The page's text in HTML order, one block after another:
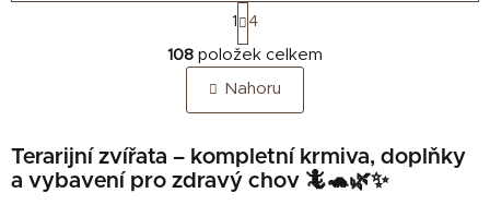
O
v
l
á
d
a
c
S
t
r
á
n
k
v
á
1 4
108 položek celkem
Nahoru
Terarijní zvířata – kompletní krmiva, doplňky
a vybavení pro zdravý chov 🦎🐢🌿✨